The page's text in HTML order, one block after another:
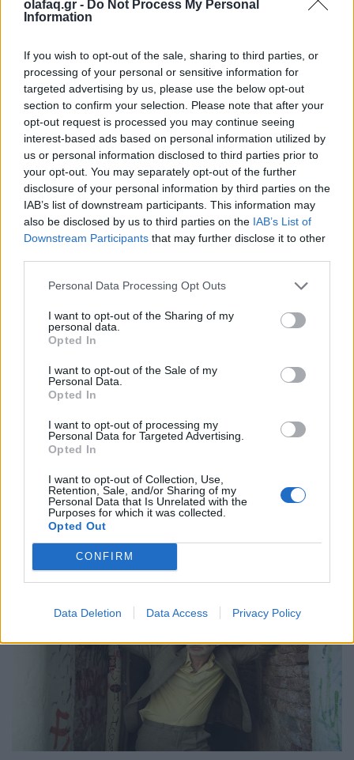
olafaq.gr - Do Not Process My Personal
Information
If you wish to opt-out of the sale, sharing to third parties, or
processing of your personal or sensitive information for
targeted advertising by us, please use the below opt-out
section to confirm your selection. Please note that after your
opt-out request is processed you may continue seeing
interest-based ads based on personal information utilized by
us or personal information disclosed to third parties prior to
your opt-out. You may separately opt-out of the further
disclosure of your personal information by third parties on the
IAB’s list of downstream participants. This information may
also be disclosed by us to third parties on the IAB’s List of
Downstream Participants that may further disclose it to other
Personal Data Processing Opt Outs
I want to opt-out of the Sharing of my
personal data.
Opted In
I want to opt-out of the Sale of my
Personal Data.
Opted In
I want to opt-out of processing my
Personal Data for Targeted Advertising.
Opted In
I want to opt-out of Collection, Use,
Retention, Sale, and/or Sharing of my
Personal Data that Is Unrelated with the
Purposes for which it was collected.
Opted Out
CONFIRM
Data Deletion Data Access Privacy Policy
26.05.26
Καθώς η μουσική αγορά του 2026 επιταχύνει με εκρηκτικές
κυκλοφορίες και AI uploads, όλο και περισσότερες εταιρείες
αντιμετωπίζουν υπερφόρτωση δεδομένων, αλλά, σύμφωνα με
τον Matt Jacoby, λύσεις υπάρχο
Μουσική
Η Anna von Hausswolff στο Release
Athens 2026 για μια λειτουργία σκοταδιού
και ομορφιάς
21.05.26
Με αφορμή την εμφάνισή της στο Release Athens 2026,
εξερευνούμε τον σκοτεινό και καθηλωτικό κόσμο της Anna
von Hausswolff, από το "Dead Magic" μέχρι το τελευταίο
της gothic art-pop σύμπαν.